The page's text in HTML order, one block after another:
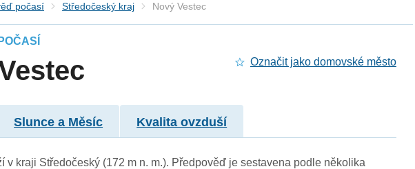
počasí Středočeský kraj Nový Vestec
Označit jako domovské město
Slunce a Měsíc Kvalita ovzduší
v kraji Středočeský (172 m n. m.). Předpověď je sestavena podle několika